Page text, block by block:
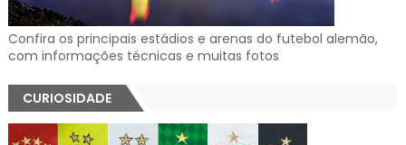
Confira os principais estádios e arenas do futebol alemão,
com informações técnicas e muitas fotos
CURIOSIDADE